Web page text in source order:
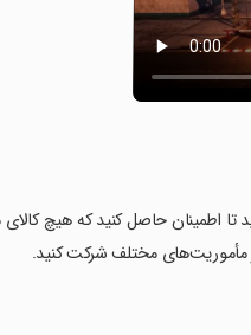
اطمینان حاصل کنید که هیچ
مأموریت‌های مختلف شرکت کنید.